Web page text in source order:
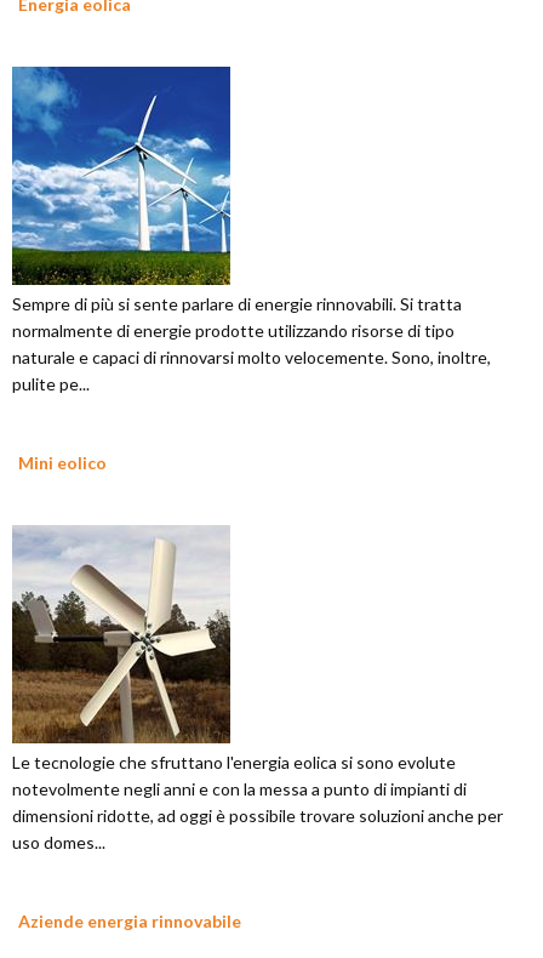
Energia eolica
Sempre di più si sente parlare di energie rinnovabili. Si tratta
normalmente di energie prodotte utilizzando risorse di tipo
naturale e capaci di rinnovarsi molto velocemente. Sono, inoltre,
pulite pe...
Mini eolico
Le tecnologie che sfruttano l'energia eolica si sono evolute
notevolmente negli anni e con la messa a punto di impianti di
dimensioni ridotte, ad oggi è possibile trovare soluzioni anche per
uso domes...
Aziende energia rinnovabile